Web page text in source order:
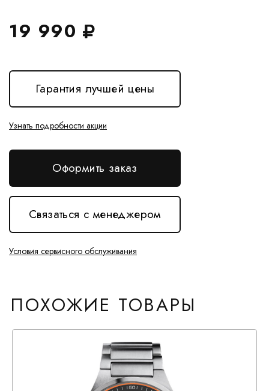
19 990
Гарантия лучшей цены
Узнать подробности акции
Оформить заказ
Связаться с менеджером
Условия сервисного обслуживания
ПОХОЖИЕ ТОВАРЫ